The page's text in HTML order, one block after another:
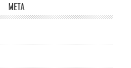
META